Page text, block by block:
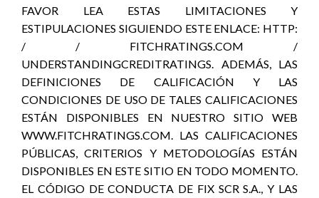
FAVOR LEA ESTAS LIMITACIONES Y
ESTIPULACIONES SIGUIENDO ESTE ENLACE: HTTP:
/ / FITCHRATINGS.COM /
UNDERSTANDINGCREDITRATINGS. ADEMÁS, LAS
DEFINICIONES DE CALIFICACIÓN Y LAS
CONDICIONES DE USO DE TALES CALIFICACIONES
ESTÁN DISPONIBLES EN NUESTRO SITIO WEB
WWW.FITCHRATINGS.COM. LAS CALIFICACIONES
PÚBLICAS, CRITERIOS Y METODOLOGÍAS ESTÁN
DISPONIBLES EN ESTE SITIO EN TODO MOMENTO.
EL CÓDIGO DE CONDUCTA DE FIX SCR S.A., Y LAS